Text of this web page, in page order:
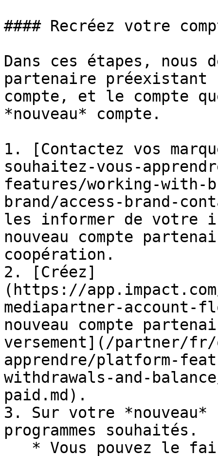
#### Recréez votre
Dans ces étapes, nous
partenaire préexistant
compte, et le compte
*nouveau* compte.
1. [Contactez vos
souhaitez-vous-
features/working-with-
brand/access-brand-
les informer de votre
nouveau compte
coopération.
2. [Créez]
(https://
mediapartner-
nouveau compte
versement](/partner/fr/
apprendre/platform-
withdrawals-and-
paid.md).
3. Sur votre *nouveau*
programmes souhaités.